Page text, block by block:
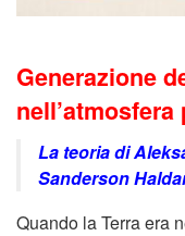
Generazione
La teoria di
Sanderson
Quando la Terra era